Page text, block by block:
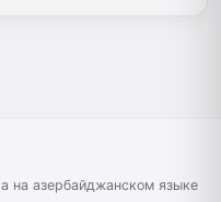
на азербайджанском языке